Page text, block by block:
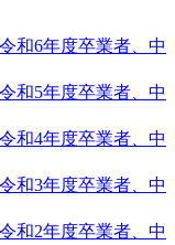
和6年度卒業者、中
和5年度卒業者、中
和4年度卒業者、中
和3年度卒業者、中
和2年度卒業者、中